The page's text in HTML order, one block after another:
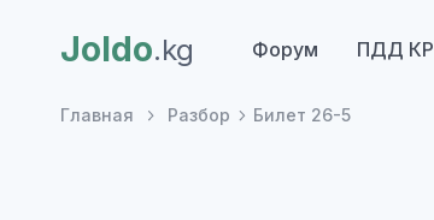
Joldo.kg Форум ПДД КР
Главная Разбор Билет 26-5